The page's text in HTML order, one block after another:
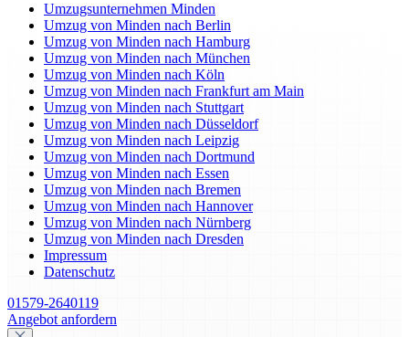
Umzugsunternehmen Minden
Umzug von Minden nach Berlin
Umzug von Minden nach Hamburg
Umzug von Minden nach München
Umzug von Minden nach Köln
Umzug von Minden nach Frankfurt am Main
Umzug von Minden nach Stuttgart
Umzug von Minden nach Düsseldorf
Umzug von Minden nach Leipzig
Umzug von Minden nach Dortmund
Umzug von Minden nach Essen
Umzug von Minden nach Bremen
Umzug von Minden nach Hannover
Umzug von Minden nach Nürnberg
Umzug von Minden nach Dresden
Impressum
Datenschutz
01579-2640119
Angebot anfordern